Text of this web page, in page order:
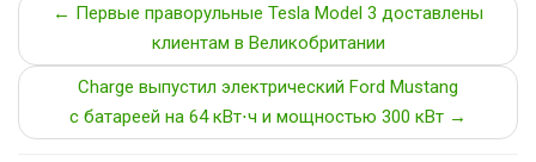
← Первые праворульные Tesla Model 3 доставлены
клиентам в Великобритании
Charge выпустил электрический Ford Mustang
с батареей на 64 кВт⋅ч и мощностью 300 кВт →